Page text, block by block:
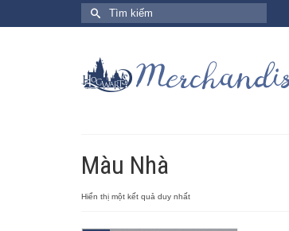
Search
for:
Màu Nhà
Hiển thị một kết quả duy nhất